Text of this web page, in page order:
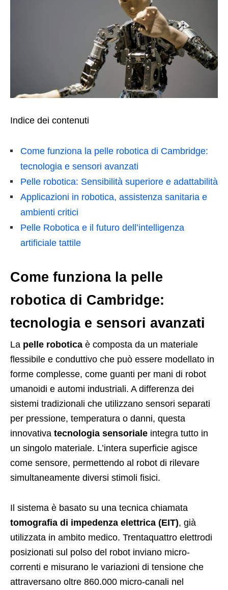
Indice dei contenuti
Come funziona la pelle robotica di Cambridge:
tecnologia e sensori avanzati
Pelle robotica: Sensibilità superiore e adattabilità
Applicazioni in robotica, assistenza sanitaria e
ambienti critici
Pelle Robotica e il futuro dell’intelligenza
artificiale tattile
Come funziona la pelle
robotica di Cambridge:
tecnologia e sensori avanzati
La pelle robotica è composta da un materiale
flessibile e conduttivo che può essere modellato in
forme complesse, come guanti per mani di robot
umanoidi e automi industriali. A differenza dei
sistemi tradizionali che utilizzano sensori separati
per pressione, temperatura o danni, questa
innovativa tecnologia sensoriale integra tutto in
un singolo materiale. L’intera superficie agisce
come sensore, permettendo al robot di rilevare
simultaneamente diversi stimoli fisici.
Il sistema è basato su una tecnica chiamata
tomografia di impedenza elettrica (EIT), già
utilizzata in ambito medico. Trentaquattro elettrodi
posizionati sul polso del robot inviano micro-
correnti e misurano le variazioni di tensione che
attraversano oltre 860.000 micro-canali nel